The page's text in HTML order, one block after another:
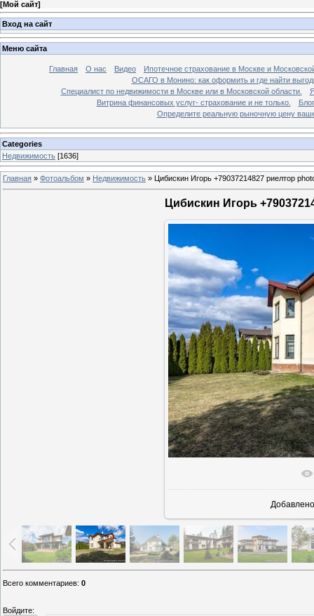
[Мой сайт]
Вход на сайт
Меню сайта
Главная О нас Видео
Ипотечное страхование в Москве и
ОСАГО в Монино: как оформить и где найти
Специалист по недвижимости в Москве или в Московской области.
Витрина финансовых услуг- страхование и не только.
Блог
Определите реальную рыночную цену
Categories
Недвижимость [1636]
Главная » Фотоальбом » Недвижимость » Цибискин Игорь +79037214827 риелтор
Цибискин Игорь
В
Добавлено
Всего комментариев: 0
Войдите: